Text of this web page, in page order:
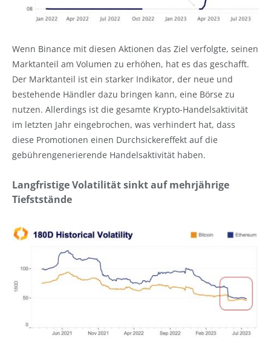
Wenn Binance mit diesen Aktionen das Ziel verfolgte, seinen
Marktanteil am Volumen zu erhöhen, hat es das geschafft.
Der Marktanteil ist ein starker Indikator, der neue und
bestehende Händler dazu bringen kann, eine Börse zu
nutzen. Allerdings ist die gesamte Krypto-Handelsaktivität
im letzten Jahr eingebrochen, was verhindert hat, dass
diese Promotionen einen Durchsickereffekt auf die
gebührengenerierende Handelsaktivität haben.
Langfristige Volatilität sinkt auf mehrjährige
Tiefststände